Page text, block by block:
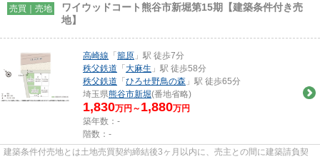
売買｜売地
ワイウッドコート熊谷市新堀第15期【建築条件付き売
地】
高崎線 「籠原 」駅 徒歩7分
秩父鉄道 「大麻生 」駅 徒歩58分
秩父鉄道 「ひろせ野鳥の森 」駅 徒歩65分
埼玉県熊谷市新堀(番地省略)
1,830万円～ 1,880万円
築年数：-
階数：-
建築条件付売地とは土地売買契約締結後3ヶ月以内に、売主との間に建築請負契